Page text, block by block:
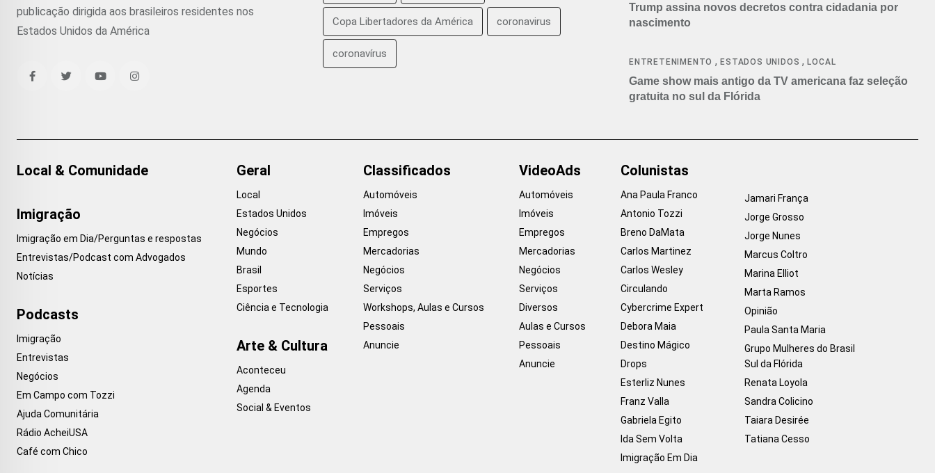
publicação dirigida aos brasileiros residentes nos
Estados Unidos da América
Copa Libertadores da América coronavirus
coronavírus
Trump assina novos decretos contra cidadania por
nascimento
ENTRETENIMENTO ,ESTADOS UNIDOS ,LOCAL
Game show mais antigo da TV americana faz seleção
gratuita no sul da Flórida
Local & Comunidade
Imigração
Imigração em Dia/Perguntas e respostas
Entrevistas/Podcast com Advogados
Notícias
Podcasts
Imigração
Entrevistas
Negócios
Em Campo com Tozzi
Ajuda Comunitária
Rádio AcheiUSA
Café com Chico
Geral
Local
Estados Unidos
Negócios
Mundo
Brasil
Esportes
Ciência e Tecnologia
Arte & Cultura
Aconteceu
Agenda
Social & Eventos
Classificados
Automóveis
Imóveis
Empregos
Mercadorias
Negócios
Serviços
Workshops, Aulas e Cursos
Pessoais
Anuncie
VideoAds
Automóveis
Imóveis
Empregos
Mercadorias
Negócios
Serviços
Diversos
Aulas e Cursos
Pessoais
Anuncie
Colunistas
Ana Paula Franco
Antonio Tozzi
Breno DaMata
Carlos Martinez
Carlos Wesley
Circulando
Cybercrime Expert
Debora Maia
Destino Mágico
Drops
Esterliz Nunes
Franz Valla
Gabriela Egito
Ida Sem Volta
Imigração Em Dia
Jamari França
Jorge Grosso
Jorge Nunes
Marcus Coltro
Marina Elliot
Marta Ramos
Opinião
Paula Santa Maria
Grupo Mulheres do Brasil
Sul da Flórida
Renata Loyola
Sandra Colicino
Taiara Desirée
Tatiana Cesso